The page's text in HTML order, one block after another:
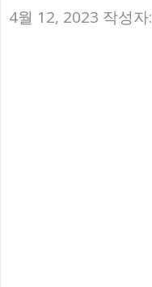
뛰4월 12, 2023 작성자: